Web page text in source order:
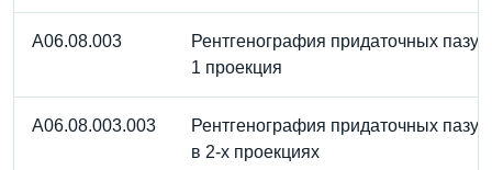
A06.08.003
Рентгенография придаточных пазух
1 проекция
A06.08.003.003
Рентгенография придаточных пазух
в 2-х проекциях